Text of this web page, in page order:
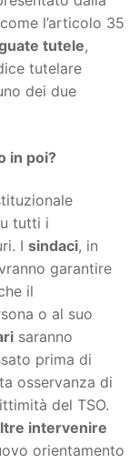
l’articolo 35
tutele,
tutelare
dei due
in poi?
tutti i
I sindaci, in
garantire
il
o al suo
saranno
prima di
osservanza di
del TSO.
intervenire
orientamento